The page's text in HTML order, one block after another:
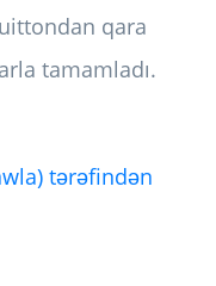
qara
tamamladı.
tərəfindən